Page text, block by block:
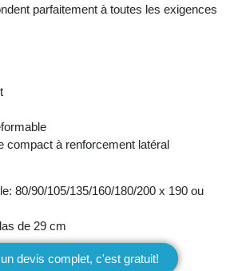
parfaitement à toutes les exigences
compact à renforcement latéral
80/90/105/135/160/180/200 x 190 ou
de 29 cm
devis complet, c'est gratuit!